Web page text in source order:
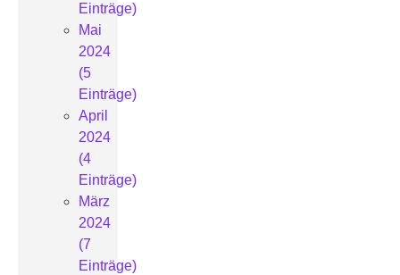
Einträge)
Mai
2024
(5
Einträge)
April
2024
(4
Einträge)
März
2024
(7
Einträge)